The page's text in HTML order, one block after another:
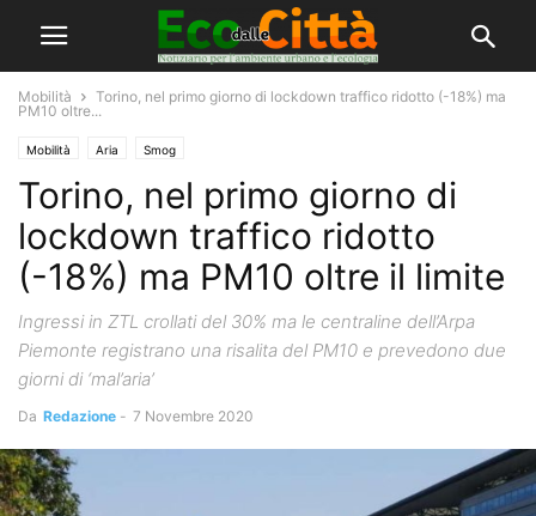
Mobilità
Torino, nel primo giorno di lockdown traffico ridotto (-18%) ma
PM10 oltre...
Mobilità Aria Smog
Torino, nel primo giorno di
lockdown traffico ridotto
(-18%) ma PM10 oltre il limite
Ingressi in ZTL crollati del 30% ma le centraline dell’Arpa
Piemonte registrano una risalita del PM10 e prevedono due
giorni di ‘mal’aria’
Da Redazione - 7 Novembre 2020